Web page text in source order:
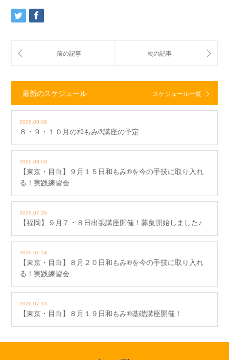
最新のスケジュール スケジュール一覧
2026.08.08
８・９・１０月の和もみ®講座の予定
2026.08.03
【東京・目白】９月１５日和もみ®を今の手技に取り入れ
る！実践練習会
2026.07.26
【福岡】９月７・８日出張講座開催！募集開始しました♪
2026.07.14
【東京・目白】８月２０日和もみ®を今の手技に取り入れ
る！実践練習会
2026.07.13
【東京・目白】８月１９日和もみ®基礎講座開催！